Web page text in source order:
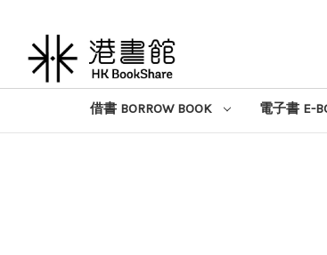
借書 BORROW BOOK 電子書 E-